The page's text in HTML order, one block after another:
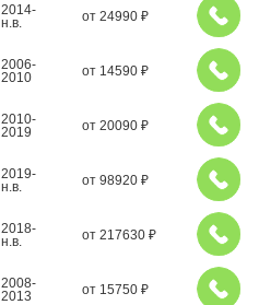
2014-
н.в.
от 24990 ₽
2006-
2010
от 14590 ₽
2010-
2019
от 20090 ₽
2019-
н.в.
от 98920 ₽
2018-
н.в.
от 217630 ₽
2008-
2013
от 15750 ₽